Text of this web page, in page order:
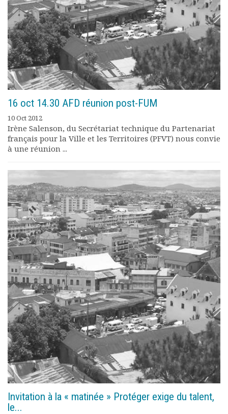
Rapports moraux
Rapports financiers
Nous rejoindre
Le bulletin
Présentation du bulletin
Comité de rédaction
Bulletins Villes en
développement
Kiosk
Ressources
Nos actions
Podcast-AdP
Dîners débats
Concours vidéo
Matinales
Nos partenaires
Evénements
Publications et rapports
Documents
Les adhérents
Annuaire
Offres d’emploi
Forum
Actualités
Nous contacter
16 oct 14.30 AFD réunion post-FUM
10 Oct 2012
Irène Salenson, du Secrétariat technique du Partenariat
français pour la Ville et les Territoires (PFVT) nous convie
à une réunion ...
Invitation à la « matinée » Protéger exige du talent,
le...